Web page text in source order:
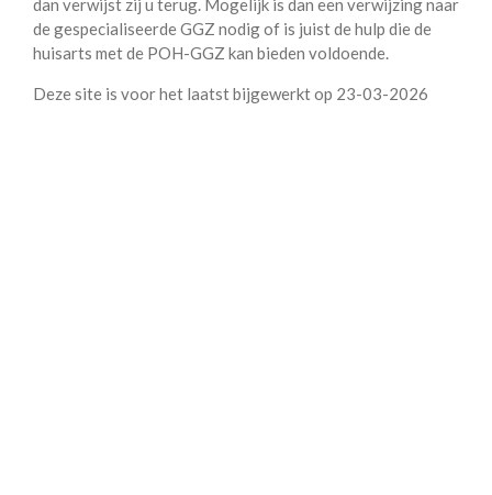
dan verwijst zij u terug. Mogelijk is dan een verwijzing naar
de gespecialiseerde GGZ nodig of is juist de hulp die de
huisarts met de POH-GGZ kan bieden voldoende.
Deze site is voor het laatst bijgewerkt op 23-03-2026